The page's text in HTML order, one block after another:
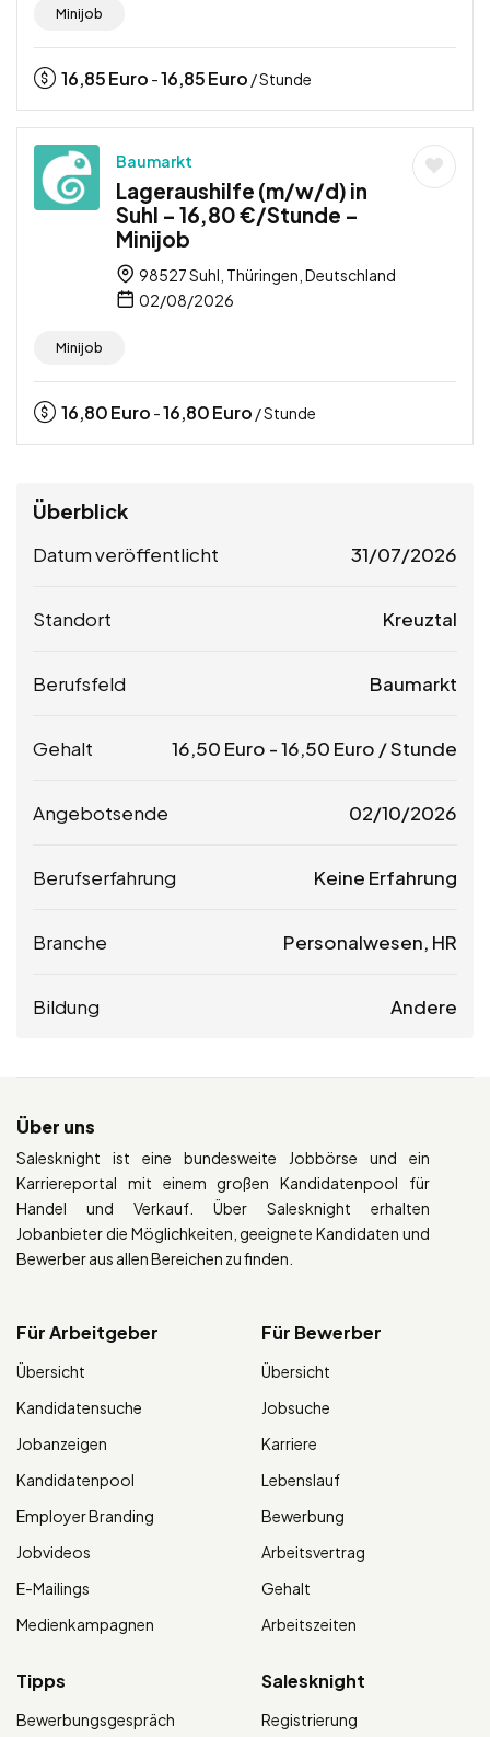
Minijob
16,85Euro -16,85Euro / Stunde
Baumarkt
Lageraushilfe (m/w/d) in
Suhl – 16,80 €/Stunde –
Minijob
98527 Suhl, Thüringen, Deutschland
02/08/2026
Minijob
16,80Euro -16,80Euro / Stunde
Überblick
Datum veröffentlicht 31/07/2026
Standort Kreuztal
Berufsfeld Baumarkt
Gehalt 16,50 Euro -16,50 Euro / Stunde
Angebotsende 02/10/2026
Berufserfahrung Keine Erfahrung
Branche Personalwesen, HR
Bildung Andere
Über uns
Salesknight ist eine bundesweite Jobbörse und ein
Karriereportal mit einem großen Kandidatenpool für
Handel und Verkauf. Über Salesknight erhalten
Jobanbieter die Möglichkeiten, geeignete Kandidaten und
Bewerber aus allen Bereichen zu finden.
Für Arbeitgeber
Übersicht
Kandidatensuche
Jobanzeigen
Kandidatenpool
Employer Branding
Jobvideos
E-Mailings
Medienkampagnen
Für Bewerber
Übersicht
Jobsuche
Karriere
Lebenslauf
Bewerbung
Arbeitsvertrag
Gehalt
Arbeitszeiten
Tipps
Bewerbungsgespräch
Salesknight
Registrierung